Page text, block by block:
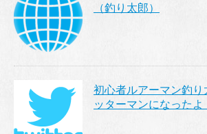
（釣り太郎）
初心者ルアーマン釣り
ッターマンになったよ